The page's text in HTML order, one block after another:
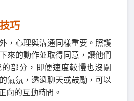
巧
，心理與溝通同樣重要。照護
來的動作並取得同意，讓他們
部分，即便速度較慢也沒關
氣氛，透過聊天或鼓勵，可以
向的互動時間。